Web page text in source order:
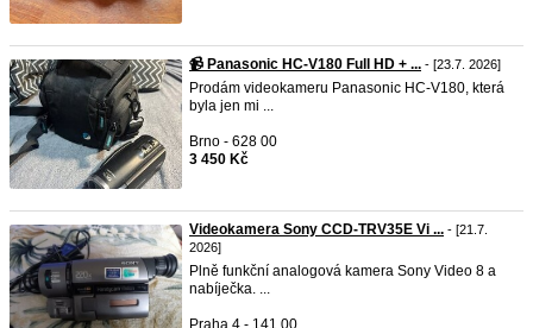
📹 Panasonic HC-V180 Full HD + ... - [23.7. 2026]
Prodám videokameru Panasonic HC-V180, která
byla jen mi ...
Brno - 628 00
3 450 Kč
Videokamera Sony CCD-TRV35E Vi ... - [21.7.
2026]
Plně funkční analogová kamera Sony Video 8 a
nabíječka. ...